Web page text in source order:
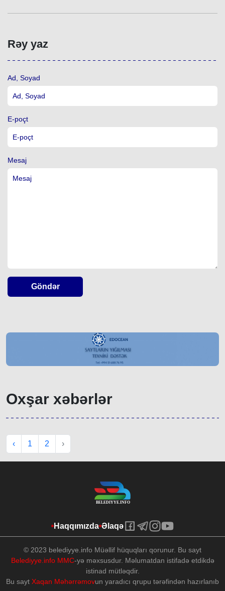
Rəy yaz
Ad, Soyad
E-poçt
Mesaj
Göndər
Oxşar xəbərlər
‹ 1 2 ›
Haqqımızda Əlaqə
© 2023 belediyye.info Müəllif hüquqları qorunur. Bu sayt
Belediyye.info MMC-yə məxsusdur. Məlumatdan istifadə etdikdə
istinad mütləqdir.
Bu sayt Xaqan Məhərrəmovun yaradıcı qrupu tərəfindən hazırlanıb